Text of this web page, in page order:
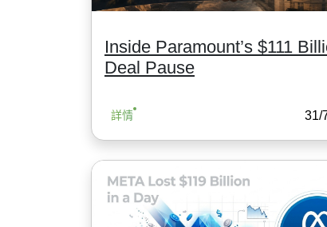
Inside Paramount’s $111
Deal Pause
詳情 31/